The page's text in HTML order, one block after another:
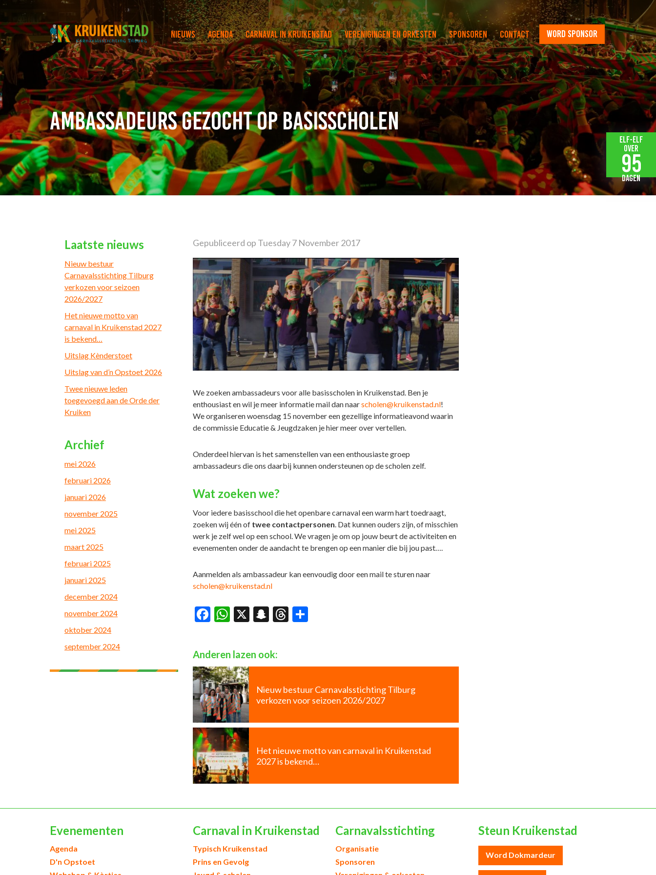
Nieuws Agenda Carnaval in Kruikenstad Verenigingen en orkesten Sponsoren Contact word sponsor
Ambassadeurs gezocht op basisscholen
Laatste nieuws
Nieuw bestuur
Carnavalsstichting Tilburg
verkozen voor seizoen
2026/2027
Het nieuwe motto van
carnaval in Kruikenstad 2027
is bekend…
Uitslag Kènderstoet
Uitslag van d’n Opstoet 2026
Twee nieuwe leden
toegevoegd aan de Orde der
Kruiken
Archief
mei 2026
februari 2026
januari 2026
november 2025
mei 2025
maart 2025
februari 2025
januari 2025
december 2024
november 2024
oktober 2024
september 2024
Gepubliceerd op Tuesday 7 November 2017
We zoeken ambassadeurs voor alle basisscholen in Kruikenstad. Ben je
enthousiast en wil je meer informatie mail dan naarscholen@kruikenstad.nl!
We organiseren woensdag 15 november een gezellige informatieavond waarin
de commissie Educatie & Jeugdzaken je hier meer over vertellen.
Onderdeel hiervan is het samenstellen van een enthousiaste groep
ambassadeurs die ons daarbij kunnen ondersteunen op de scholen zelf.
Wat zoeken we?
Voor iedere basisschool die het openbare carnaval een warm hart toedraagt,
zoeken wij één of twee contactpersonen. Dat kunnen ouders zijn, of misschien
werk je zelf wel op een school. We vragen je om op jouw beurt de activiteiten en
evenementen onder de aandacht te brengen op een manier die bij jou past….
Aanmelden als ambassadeur kan eenvoudig door een mail te sturen naar
scholen@kruikenstad.nl
Facebook
WhatsApp
X Snapchat
Threads
Delen
Anderen lazen ook:
Nieuw bestuur Carnavalsstichting Tilburg
verkozen voor seizoen 2026/2027
Het nieuwe motto van carnaval in Kruikenstad
2027 is bekend…
Elf-elf
over
95
dagen
Evenementen
Agenda
D'n Opstoet
Carnaval in Kruikenstad
Typisch Kruikenstad
Prins en Gevolg
Carnavalsstichting
Organisatie
Sponsoren
Steun Kruikenstad
Word Dokmardeur